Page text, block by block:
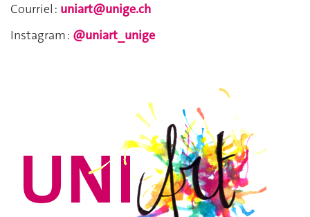
Courriel : uniart@unige.ch
Instagram : @uniart_unige